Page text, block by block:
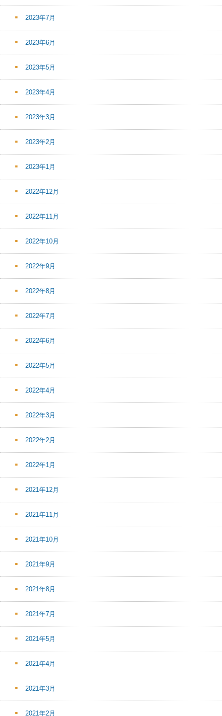
2023年7月
2023年6月
2023年5月
2023年4月
2023年3月
2023年2月
2023年1月
2022年12月
2022年11月
2022年10月
2022年9月
2022年8月
2022年7月
2022年6月
2022年5月
2022年4月
2022年3月
2022年2月
2022年1月
2021年12月
2021年11月
2021年10月
2021年9月
2021年8月
2021年7月
2021年5月
2021年4月
2021年3月
2021年2月